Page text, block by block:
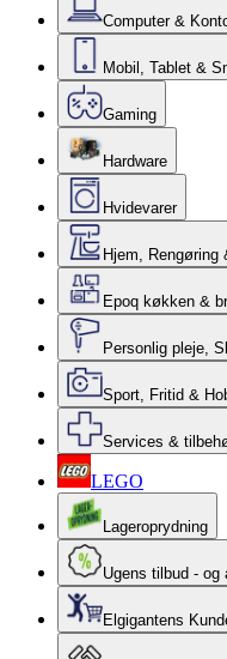
Computer &
Mobil, Tablet &
Gaming
Hardware
Hvidevarer
Hjem,
Epoq køkken &
Personlig pleje,
Sport, Fritid &
Services &
LEGO
Lageroprydning
Ugens tilbud - og
Elgigantens